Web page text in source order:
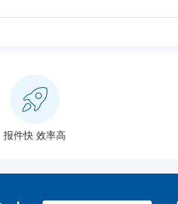
报件快 效率高